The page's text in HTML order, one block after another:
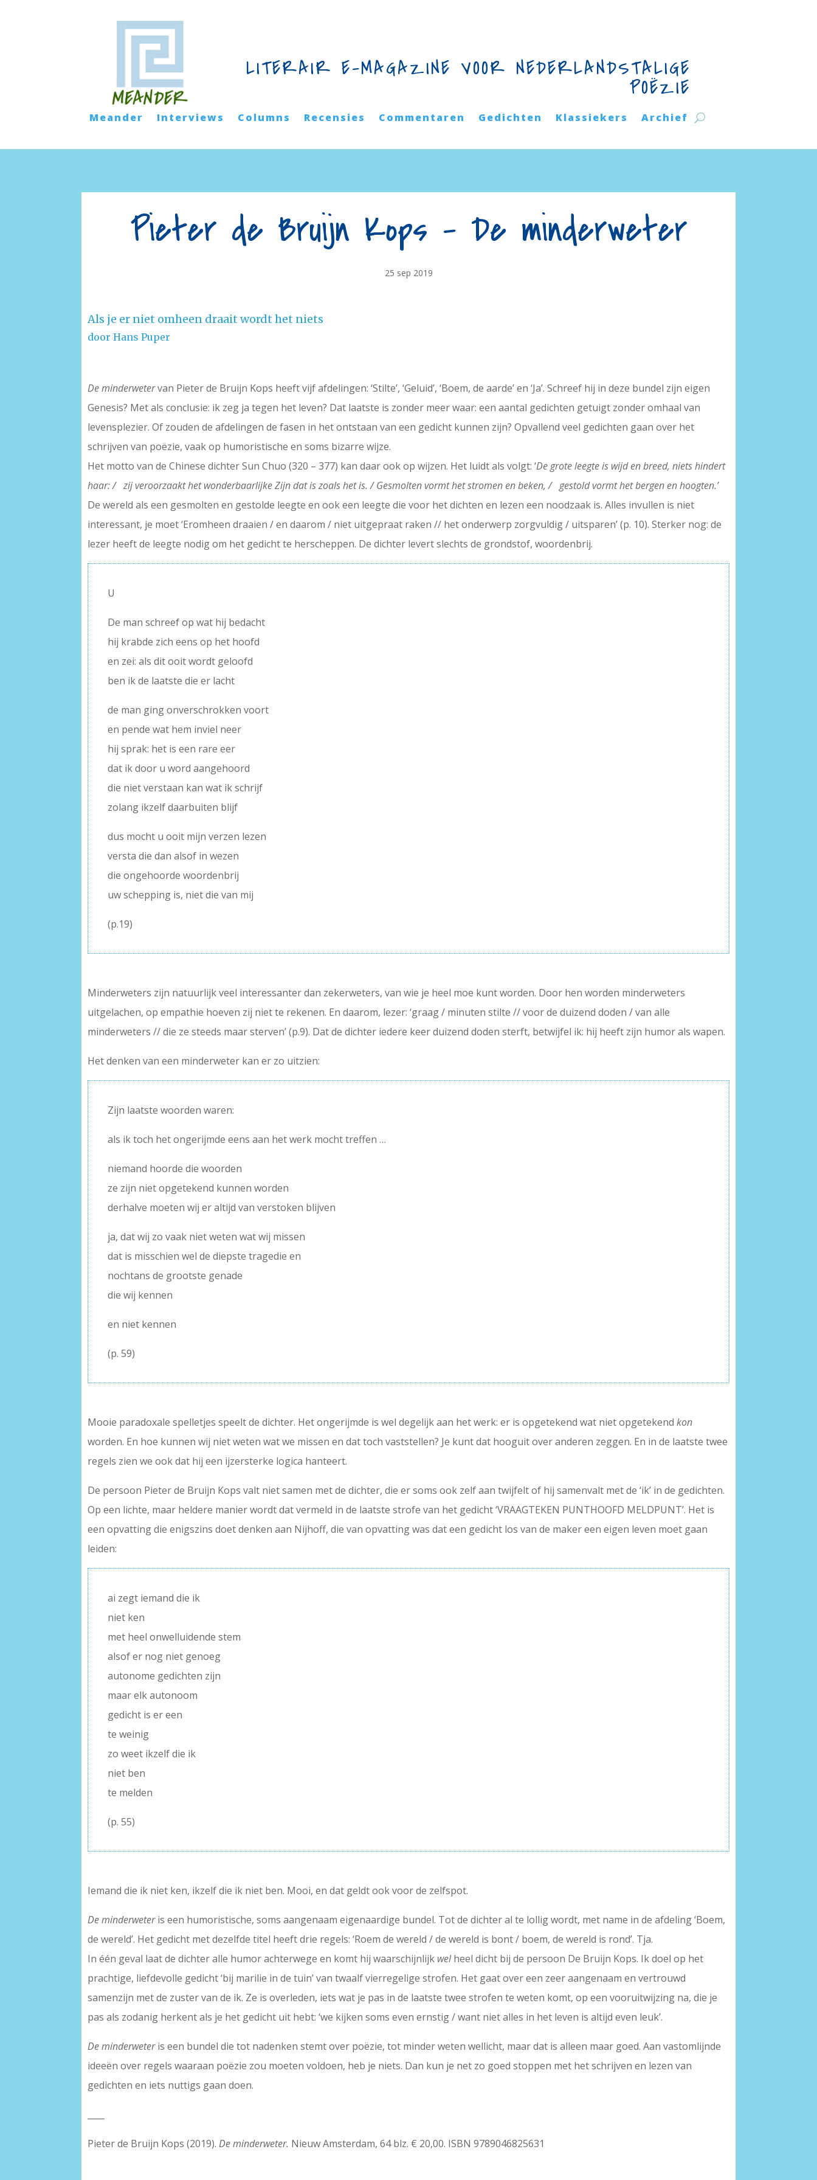
LITERAIR E-MAGAZINE VOOR NEDERLANDSTALIGE
POËZIE
Meander Interviews Columns Recensies Commentaren Gedichten Klassiekers Archief
Pieter de Bruijn Kops – De minderweter
25 sep 2019
Als je er niet omheen draait wordt het niets
door Hans Puper
De minderwetervan Pieter de Bruijn Kops heeft vijf afdelingen: ‘Stilte’, ‘Geluid’, ‘Boem, de aarde’ en ‘Ja’. Schreef hij in deze bundel zijn eigen
Genesis? Met als conclusie: ik zeg ja tegen het leven? Dat laatste is zonder meer waar: een aantal gedichten getuigt zonder omhaal van
levensplezier. Of zouden de afdelingen de fasen in het ontstaan van een gedicht kunnen zijn? Opvallend veel gedichten gaan over het
schrijven van poëzie, vaak op humoristische en soms bizarre wijze.
Het motto van de Chinese dichter Sun Chuo (320 – 377) kan daar ook op wijzen. Het luidt als volgt: ‘De grote leegte is wijd en breed, niets hindert
haar: / zij veroorzaakt het wonderbaarlijke Zijn dat is zoals het is. / Gesmolten vormt het stromen en beken, / gestold vormt het bergen en hoogten.’
De wereld als een gesmolten en gestolde leegte en ook een leegte die voor het dichten en lezen een noodzaak is. Alles invullen is niet
interessant, je moet ‘Eromheen draaien / en daarom / niet uitgepraat raken // het onderwerp zorgvuldig / uitsparen’ (p. 10). Sterker nog: de
lezer heeft de leegte nodig om het gedicht te herscheppen. De dichter levert slechts de grondstof, woordenbrij.
U
De man schreef op wat hij bedacht
hij krabde zich eens op het hoofd
en zei: als dit ooit wordt geloofd
ben ik de laatste die er lacht
de man ging onverschrokken voort
en pende wat hem inviel neer
hij sprak: het is een rare eer
dat ik door u word aangehoord
die niet verstaan kan wat ik schrijf
zolang ikzelf daarbuiten blijf
dus mocht u ooit mijn verzen lezen
versta die dan alsof in wezen
die ongehoorde woordenbrij
uw schepping is, niet die van mij
(p.19)
Minderweters zijn natuurlijk veel interessanter dan zekerweters, van wie je heel moe kunt worden. Door hen worden minderweters
uitgelachen, op empathie hoeven zij niet te rekenen. En daarom, lezer: ‘graag / minuten stilte // voor de duizend doden / van alle
minderweters // die ze steeds maar sterven’ (p.9). Dat de dichter iedere keer duizend doden sterft, betwijfel ik: hij heeft zijn humor als wapen.
Het denken van een minderweter kan er zo uitzien:
Zijn laatste woorden waren:
als ik toch het ongerijmde eens aan het werk mocht treffen …
niemand hoorde die woorden
ze zijn niet opgetekend kunnen worden
derhalve moeten wij er altijd van verstoken blijven
ja, dat wij zo vaak niet weten wat wij missen
dat is misschien wel de diepste tragedie en
nochtans de grootste genade
die wij kennen
en niet kennen
(p. 59)
Mooie paradoxale spelletjes speelt de dichter. Het ongerijmde is wel degelijk aan het werk: er is opgetekend wat niet opgetekendkon
worden. En hoe kunnen wij niet weten wat we missen en dat toch vaststellen? Je kunt dat hooguit over anderen zeggen. En in de laatste twee
regels zien we ook dat hij een ijzersterke logica hanteert.
De persoon Pieter de Bruijn Kops valt niet samen met de dichter, die er soms ook zelf aan twijfelt of hij samenvalt met de ‘ik’ in de gedichten.
Op een lichte, maar heldere manier wordt dat vermeld in de laatste strofe van het gedicht ‘VRAAGTEKEN PUNTHOOFD MELDPUNT’. Het is
een opvatting die enigszins doet denken aan Nijhoff, die van opvatting was dat een gedicht los van de maker een eigen leven moet gaan
leiden:
ai zegt iemand die ik
niet ken
met heel onwelluidende stem
alsof er nog niet genoeg
autonome gedichten zijn
maar elk autonoom
gedicht is er een
te weinig
zo weet ikzelf die ik
niet ben
te melden
(p. 55)
Iemand die ik niet ken, ikzelf die ik niet ben. Mooi, en dat geldt ook voor de zelfspot.
De minderweteris een humoristische, soms aangenaam eigenaardige bundel. Tot de dichter al te lollig wordt, met name in de afdeling ‘Boem,
de wereld’. Het gedicht met dezelfde titel heeft drie regels: ‘Roem de wereld / de wereld is bont / boem, de wereld is rond’. Tja.
In één geval laat de dichter alle humor achterwege en komt hij waarschijnlijk welheel dicht bij de persoon De Bruijn Kops. Ik doel op het
prachtige, liefdevolle gedicht ‘bij marilie in de tuin’ van twaalf vierregelige strofen. Het gaat over een zeer aangenaam en vertrouwd
samenzijn met de zuster van de ik. Ze is overleden, iets wat je pas in de laatste twee strofen te weten komt, op een vooruitwijzing na, die je
pas als zodanig herkent als je het gedicht uit hebt: ‘we kijken soms even ernstig / want niet alles in het leven is altijd even leuk’.
De minderweteris een bundel die tot nadenken stemt over poëzie, tot minder weten wellicht, maar dat is alleen maar goed. Aan vastomlijnde
ideeën over regels waaraan poëzie zou moeten voldoen, heb je niets. Dan kun je net zo goed stoppen met het schrijven en lezen van
gedichten en iets nuttigs gaan doen.
Pieter de Bruijn Kops (2019).De minderweter. Nieuw Amsterdam, 64 blz. € 20,00. ISBN 9789046825631